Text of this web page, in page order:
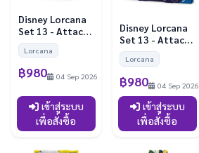
Disney Lorcana
Set 13 - Attack
of the Vine! -
Beast Gift Box
Lorcana
฿980 04 Sep 2026
เข้าสู่ระบบ
เพื่อสั่งซื้อ
Disney Lorcana
Set 13 - Attack
of the Vine! -
Collection
Starter Set
Lorcana
฿980 04 Sep 2026
เข้าสู่ระบบ
เพื่อสั่งซื้อ